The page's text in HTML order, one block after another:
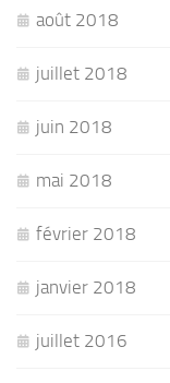
août 2018
juillet 2018
juin 2018
mai 2018
février 2018
janvier 2018
juillet 2016